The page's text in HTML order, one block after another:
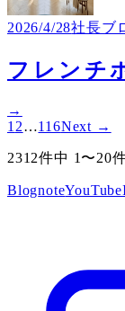
2026/4/28社長ブ
フレンチ
→
1 2…116Next →
2312件中 1〜20
BlognoteYouTube